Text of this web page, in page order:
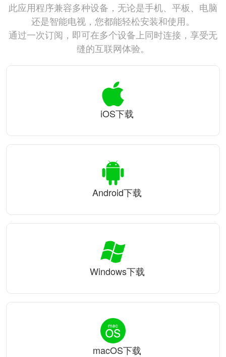
此应用程序兼容多种设备，无论是手机、平板、电脑
还是智能电视，您都能轻松安装和使用。
通过一次订阅，即可在多个设备上同时连接，享受无
缝的互联网体验。
iOS下载
Android下载
Windows下载
macOS下载